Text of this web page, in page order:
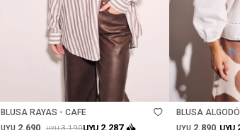
BLUSA RAYAS - CAFE
UYU 2.690 UYU3.190 2.287
Talle
BLUSA
ENCAJE -
UYU 2.890